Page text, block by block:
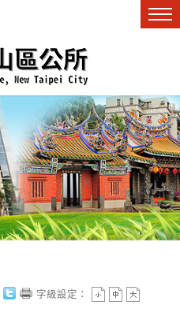
字級設定：